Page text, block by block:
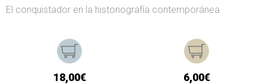
El conquistador en la historiografía contemporánea
18,00€ 6,00€